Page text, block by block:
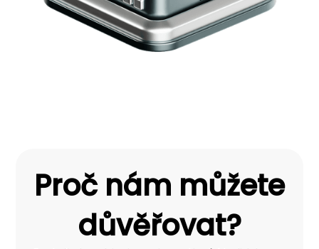
Proč nám můžete
důvěřovat?